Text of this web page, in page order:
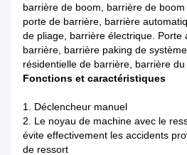
barrière de boom, barrière de
porte de barrière, barrière
de pliage, barrière électrique. Porte
barrière, barrière paking de
résidentielle de barrière, barrière du
Fonctions et caractéristiques
1. Déclencheur manuel
2. Le noyau de machine avec le
évite effectivement les accidents
de ressort